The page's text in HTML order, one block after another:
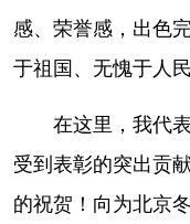
感、荣誉感，出色
于祖国、无愧于人
在这里，我代表
受到表彰的突出贡
的祝贺！向为北京